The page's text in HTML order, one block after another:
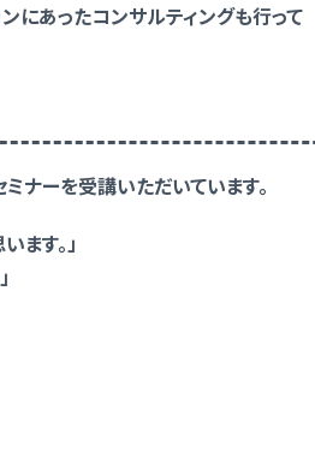
にあったコンサルティングも行って
ナーを受講いただいています。
ます。」